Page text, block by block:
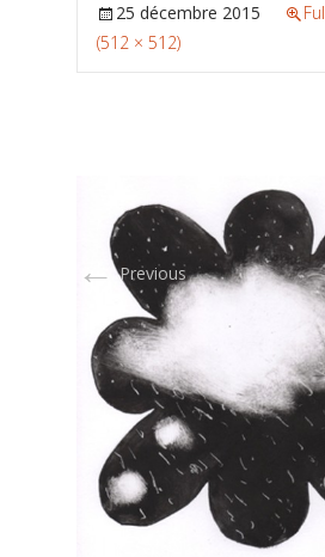
25 décembre 2015
(512 × 512)
←Previous